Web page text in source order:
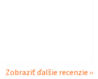
Zobraziť ďalšie recenzie